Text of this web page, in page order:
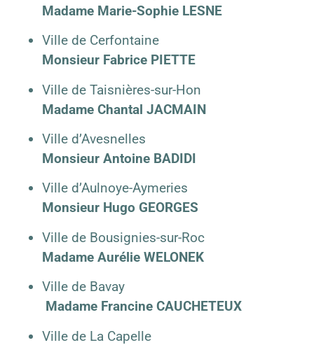
Madame Marie-Sophie LESNE
Ville de Cerfontaine
Monsieur Fabrice PIETTE
Ville de Taisnières-sur-Hon
Madame Chantal JACMAIN
Ville d’Avesnelles
Monsieur Antoine BADIDI
Ville d’Aulnoye-Aymeries
Monsieur Hugo GEORGES
Ville de Bousignies-sur-Roc
Madame Aurélie WELONEK
Ville de Bavay
Madame Francine CAUCHETEUX
Ville de La Capelle